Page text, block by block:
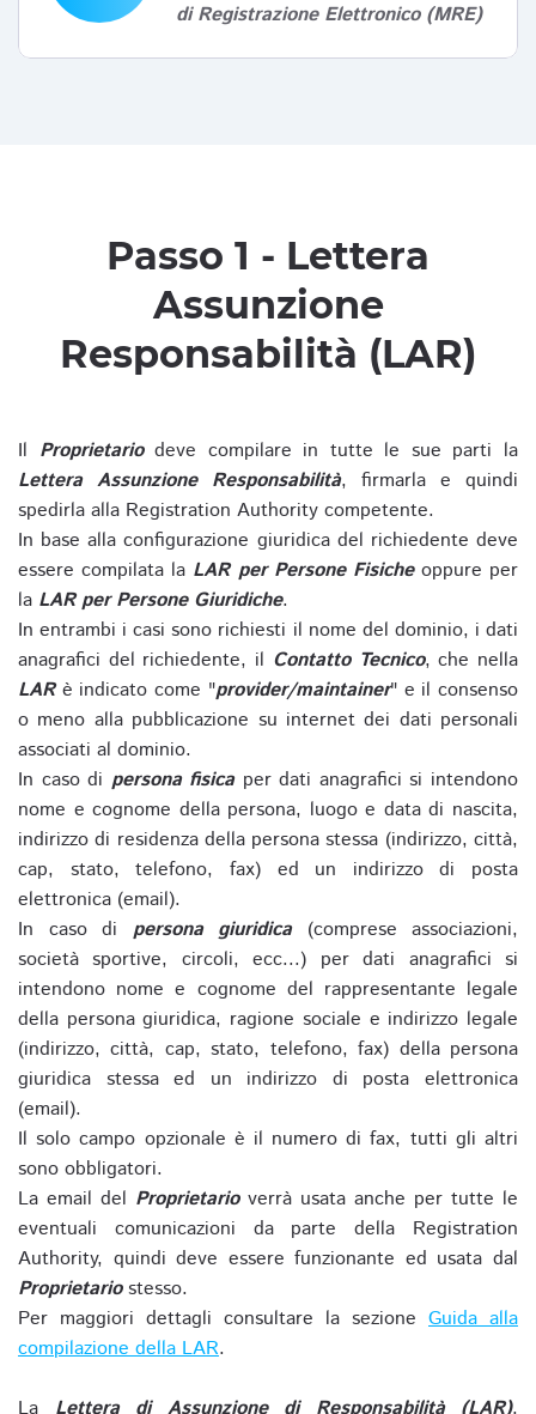
di Registrazione Elettronico (MRE)
Passo 1 - Lettera
Assunzione
Responsabilità (LAR)
Il Proprietariodeve compilare in tutte le sue parti la
Lettera Assunzione Responsabilità, firmarla e quindi
spedirla alla Registration Authority competente.
In base alla configurazione giuridica del richiedente deve
essere compilata la LAR per Persone Fisicheoppure per
la LAR per Persone Giuridiche.
In entrambi i casi sono richiesti il nome del dominio, i dati
anagrafici del richiedente, il Contatto Tecnico, che nella
LARè indicato come "provider/maintainer" e il consenso
o meno alla pubblicazione su internet dei dati personali
associati al dominio.
In caso di persona fisicaper dati anagrafici si intendono
nome e cognome della persona, luogo e data di nascita,
indirizzo di residenza della persona stessa (indirizzo, città,
cap, stato, telefono, fax) ed un indirizzo di posta
elettronica (email).
In caso di persona giuridica(comprese associazioni,
società sportive, circoli, ecc...) per dati anagrafici si
intendono nome e cognome del rappresentante legale
della persona giuridica, ragione sociale e indirizzo legale
(indirizzo, città, cap, stato, telefono, fax) della persona
giuridica stessa ed un indirizzo di posta elettronica
(email).
Il solo campo opzionale è il numero di fax, tutti gli altri
sono obbligatori.
La email del Proprietarioverrà usata anche per tutte le
eventuali comunicazioni da parte della Registration
Authority, quindi deve essere funzionante ed usata dal
Proprietariostesso.
Per maggiori dettagli consultare la sezione Guida alla
compilazione della LAR.